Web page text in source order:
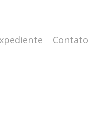
Contato